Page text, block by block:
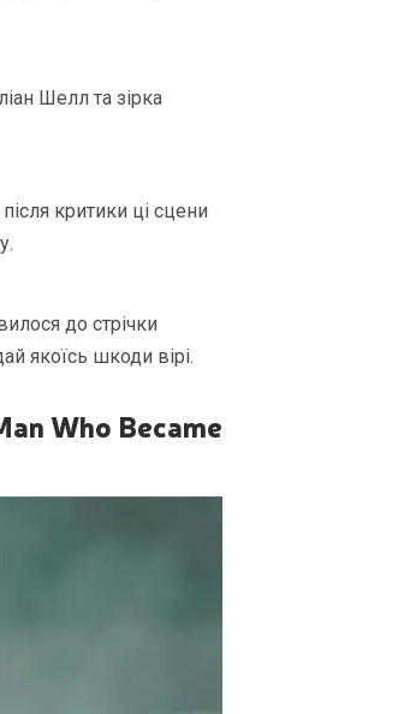
Шелл та зірка
критики ці сцени
до стрічки
якоїсь шкоди вірі.
Who Became